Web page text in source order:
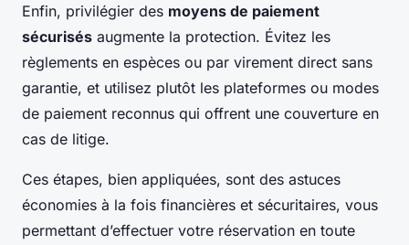
Enfin, privilégier des moyens de paiement
sécurisés augmente la protection. Évitez les
règlements en espèces ou par virement direct sans
garantie, et utilisez plutôt les plateformes ou modes
de paiement reconnus qui offrent une couverture en
cas de litige.
Ces étapes, bien appliquées, sont des astuces
économies à la fois financières et sécuritaires, vous
permettant d’effectuer votre réservation en toute